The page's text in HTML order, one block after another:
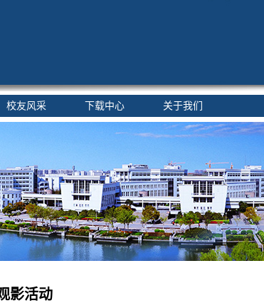
校友风采 下载中心 关于我们
影活动